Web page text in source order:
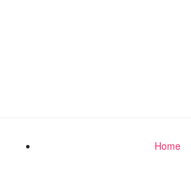
Home